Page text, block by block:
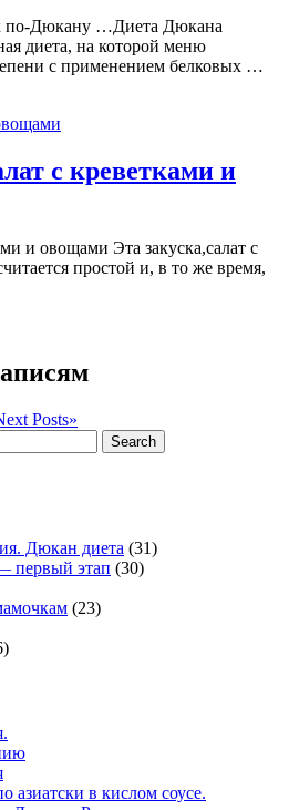
по-Дюкану …Диета Дюкана
диета, на которой меню
с применением белковых …
с креветками и
и овощами Эта закуска,салат с
простой и, в то же время,
Posts»
Search
Дюкан диета (31)
первый этап (30)
(23)
азиатски в кислом соусе.